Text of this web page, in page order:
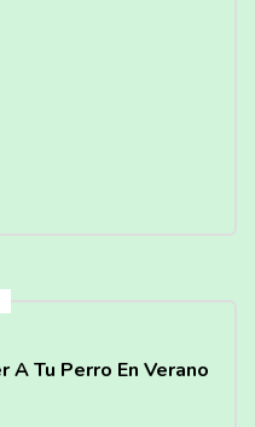
A Tu Perro En Verano